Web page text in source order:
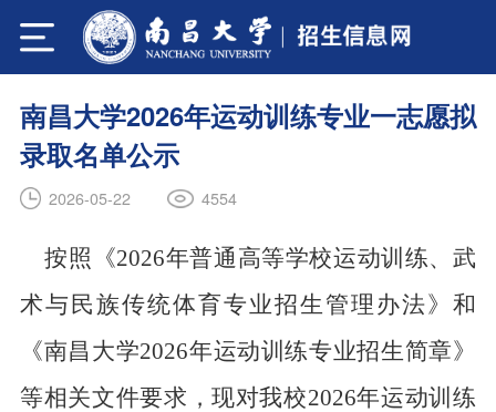
南昌大学2026年运动训练专业一志愿拟
录取名单公示
2026-05-22 4554
按照《2026年普通高等学校运动训练、武
术与民族传统体育专业招生管理办法》和
《南昌大学2026年运动训练专业招生简章》
等相关文件要求，现对我校2026年运动训练